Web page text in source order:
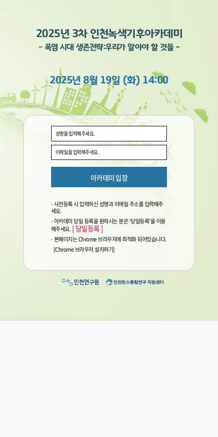
2025년 3차 인천녹색기후아카데미
- 폭염 시대 생존전략:우리가 알아야 할 것들 -
2025년 8월 19일 (화) 14:00
- 사전등록 시 입력하신 성명과 이메일 주소를 입력해주
세요.​
- 아카데미 당일 등록을 원하시는 분은 ‘당일등록’을 이용
해주세요.[ 당일등록 ]
- 본페이지는 Chrome 브라우저에 최적화 되어있습니다.​
[Chrome 브라우저 설치하기]